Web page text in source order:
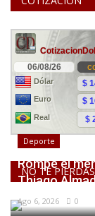
NO TE
Deporte
Rompe el
Thiago
Ago 6, 2026 0